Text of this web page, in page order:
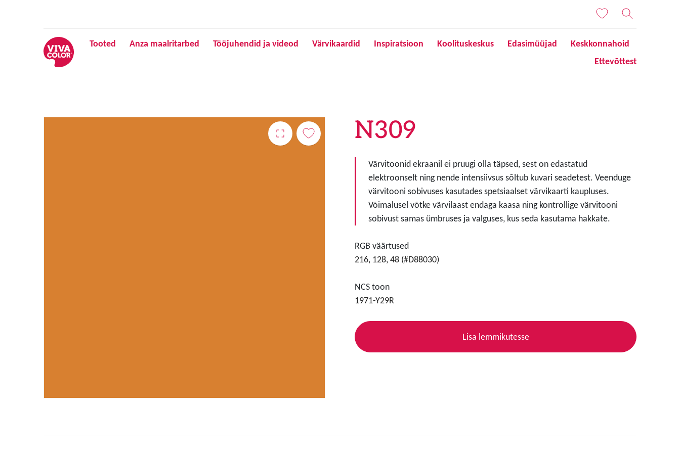
Tooted Anza maalritarbed Tööjuhendid ja videod Värvikaardid Inspiratsioon Koolituskeskus Edasimüüjad
Keskkonnahoid
Ettevõttest
N309
Värvitoonid ekraanil ei pruugi olla täpsed, sest on edastatud
elektroonselt ning nende intensiivsus sõltub kuvari seadetest. Veenduge
värvitooni sobivuses kasutades spetsiaalset värvikaarti kaupluses.
Võimalusel võtke värvilaast endaga kaasa ning kontrollige värvitooni
sobivust samas ümbruses ja valguses, kus seda kasutama hakkate.
RGB väärtused
216, 128, 48 (#D88030)
NCS toon
1971-Y29R
Lisa lemmikutesse